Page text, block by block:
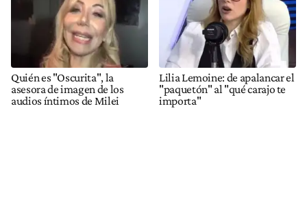
Quién es "Oscurita", la
asesora de imagen de los
audios íntimos de Milei
Lilia Lemoine: de apalancar el
"paquetón" al "qué carajo te
importa"